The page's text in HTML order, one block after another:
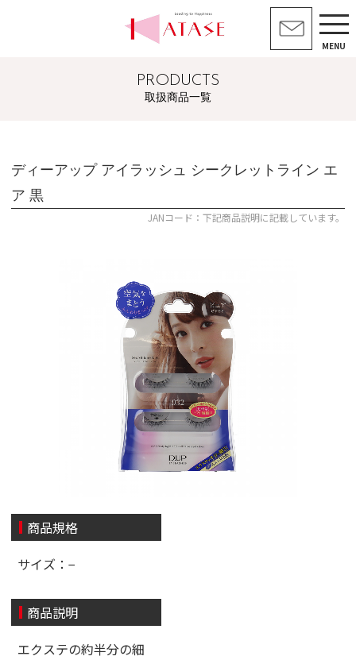
MENU
PRODUCTS
取扱商品一覧
ディーアップ アイラッシュ シークレットライン エ
ア 黒
JANコード：下記商品説明に記載しています。
商品規格
サイズ：−
商品説明
エクステの約半分の細